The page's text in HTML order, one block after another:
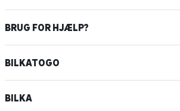
BRUG FOR HJÆLP?
BILKATOGO
BILKA